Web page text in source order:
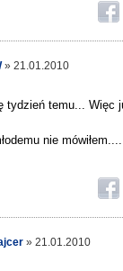
» 21.01.2010
tydzień temu... Więc
nie mówiłem....
» 21.01.2010